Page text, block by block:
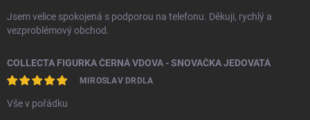
Jsem velice spokojená s podporou na telefonu. Děkuji, rychlý a
vezproblémový obchod.
COLLECTA FIGURKA ČERNÁ VDOVA - SNOVAČKA JEDOVATÁ
MIROSLAV DRDLA
Vše v pořádku